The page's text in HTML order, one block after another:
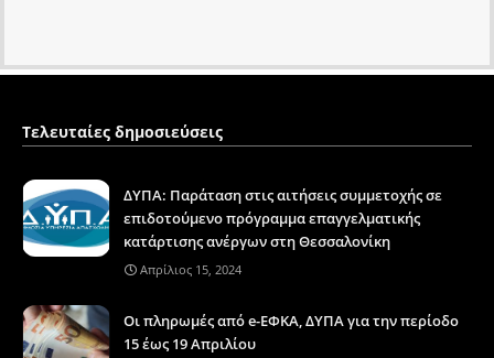
Τελευταίες δημοσιεύσεις
ΔΥΠΑ: Παράταση στις αιτήσεις συμμετοχής σε
επιδοτούμενο πρόγραμμα επαγγελματικής
κατάρτισης ανέργων στη Θεσσαλονίκη
Απρίλιος 15, 2024
Οι πληρωμές από e-ΕΦΚΑ, ΔΥΠΑ για την περίοδο
15 έως 19 Απριλίου